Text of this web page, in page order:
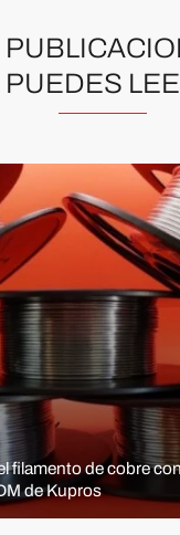
PUEDES
filamento de cobre
de Kupros